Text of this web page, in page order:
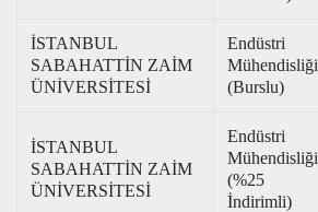
İSTANBUL
SABAHATTİN ZAİM
ÜNİVERSİTESİ
Endüstri
Mühendisliği
(Burslu)
İSTANBUL
SABAHATTİN ZAİM
ÜNİVERSİTESİ
Endüstri
Mühendisliği
(%25
İndirimli)